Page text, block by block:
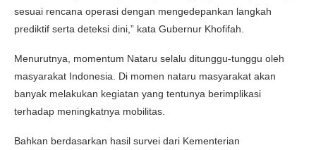
sesuai rencana operasi dengan mengedepankan langkah
prediktif serta deteksi dini,” kata Gubernur Khofifah.
Menurutnya, momentum Nataru selalu ditunggu-tunggu oleh
masyarakat Indonesia. Di momen nataru masyarakat akan
banyak melakukan kegiatan yang tentunya berimplikasi
terhadap meningkatnya mobilitas.
Bahkan berdasarkan hasil survei dari Kementerian